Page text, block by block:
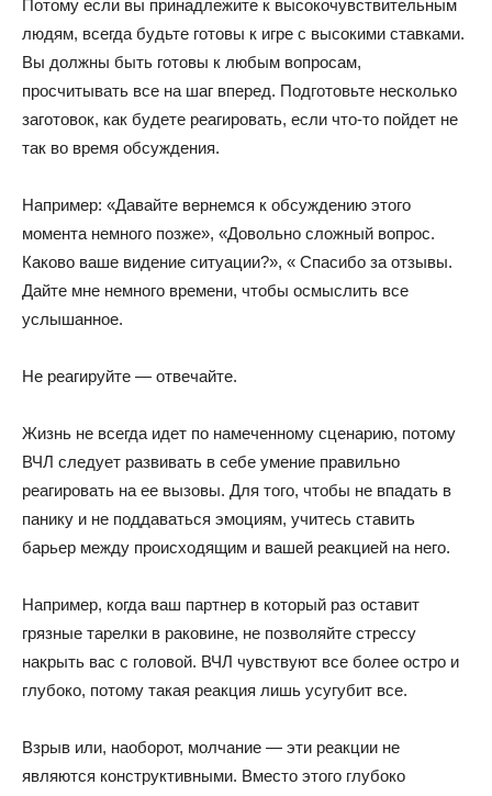
Потому если вы принадлежите к высокочувствительным
людям, всегда будьте готовы к игре с высокими ставками.
Вы должны быть готовы к любым вопросам,
просчитывать все на шаг вперед. Подготовьте несколько
заготовок, как будете реагировать, если что-то пойдет не
так во время обсуждения.
Например: «Давайте вернемся к обсуждению этого
момента немного позже», «Довольно сложный вопрос.
Каково ваше видение ситуации?», « Спасибо за отзывы.
Дайте мне немного времени, чтобы осмыслить все
услышанное.
Не реагируйте — отвечайте.
Жизнь не всегда идет по намеченному сценарию, потому
ВЧЛ следует развивать в себе умение правильно
реагировать на ее вызовы. Для того, чтобы не впадать в
панику и не поддаваться эмоциям, учитесь ставить
барьер между происходящим и вашей реакцией на него.
Например, когда ваш партнер в который раз оставит
грязные тарелки в раковине, не позволяйте стрессу
накрыть вас с головой. ВЧЛ чувствуют все более остро и
глубоко, потому такая реакция лишь усугубит все.
Взрыв или, наоборот, молчание — эти реакции не
являются конструктивными. Вместо этого глубоко